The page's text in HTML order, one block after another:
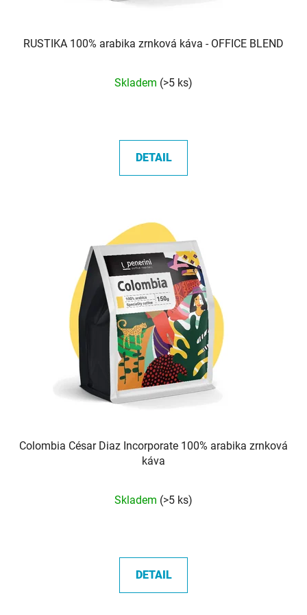
RUSTIKA 100% arabika zrnková káva - OFFICE BLEND
hodnocení
5,0
z
Skladem (>5 ks)
DETAIL
Colombia César Diaz Incorporate 100% arabika zrnková
káva
hodnocení
5,0
z
Skladem (>5 ks)
DETAIL